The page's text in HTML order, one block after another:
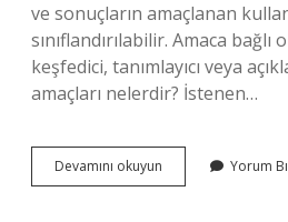
ve sonuçların amaçlanan
sınıflandırılabilir. Amaca bağlı
keşfedici, tanımlayıcı veya
amaçları nelerdir? İstenen…
Devamını okuyun
Araştırmanın
Yorum